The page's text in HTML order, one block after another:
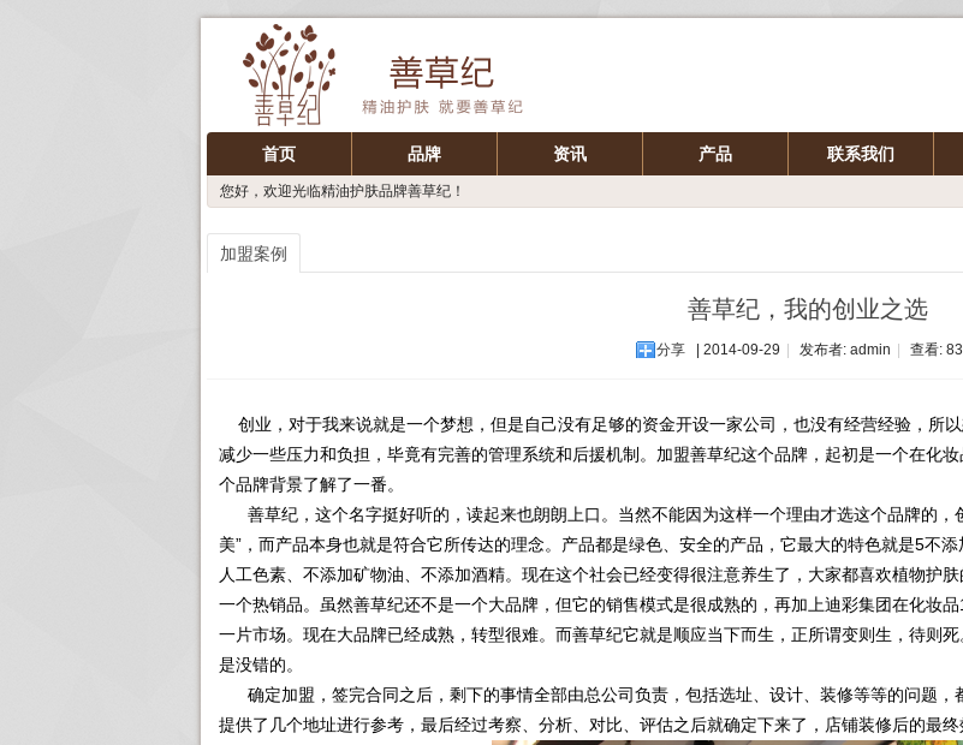
首页 品牌 资讯 产品 联系我们
您好，欢迎光临精油护肤品牌善草纪！
加盟案例
善草纪，我的创业之选
分享 | 2014-09-29 发布者: admin 查看:
创业，对于我来说就是一个梦想，但是自己没有足够的资金开设一家公司，也没有经营经验，所
减少一些压力和负担，毕竟有完善的管理系统和后援机制。加盟善草纪这个品牌，起初是一个在化
个品牌背景了解了一番。
善草纪，这个名字挺好听的，读起来也朗朗上口。当然不能因为这样一个理由才选这个品牌的，
美”，而产品本身也就是符合它所传达的理念。产品都是绿色、安全的产品，它最大的特色就是5不
人工色素、不添加矿物油、不添加酒精。现在这个社会已经变得很注意养生了，大家都喜欢植物护
一个热销品。虽然善草纪还不是一个大品牌，但它的销售模式是很成熟的，再加上迪彩集团在化妆
一片市场。现在大品牌已经成熟，转型很难。而善草纪它就是顺应当下而生，正所谓变则生，待则
是没错的。
确定加盟，签完合同之后，剩下的事情全部由总公司负责，包括选址、设计、装修等等的问题，
提供了几个地址进行参考，最后经过考察、分析、对比、评估之后就确定下来了，店铺装修后的最终